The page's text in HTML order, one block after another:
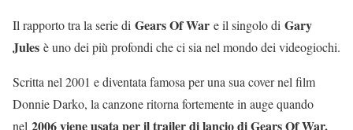
Il rapporto tra la serie di Gears Of War e il singolo di Gary
Jules è uno dei più profondi che ci sia nel mondo dei videogiochi.
Scritta nel 2001 e diventata famosa per una sua cover nel film
Donnie Darko, la canzone ritorna fortemente in auge quando
nel 2006 viene usata per il trailer di lancio di Gears Of War.